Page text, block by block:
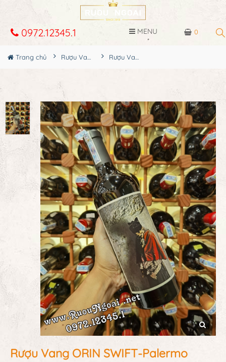
0
0972.12345.1 MENU
Trang chủ Rượu Vang Rượu Vang ORIN SWIFT-Palermo Cabernet Sauvignon
Rượu Vang ORIN SWIFT-Palermo